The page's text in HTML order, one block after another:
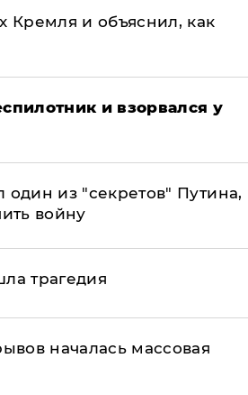
Кремля и объяснил, как
и взорвался у
из "секретов" Путина,
войну
трагедия
началась массовая